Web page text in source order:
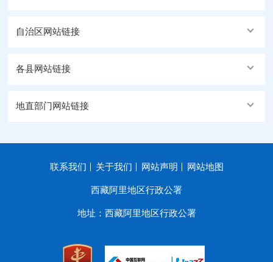
自治区网站链接
各县网站链接
地直部门网站链接
联系我们 关于我们 网站声明 网站地图
西藏阿里地区行政公署
地址：西藏阿里地区行政公署